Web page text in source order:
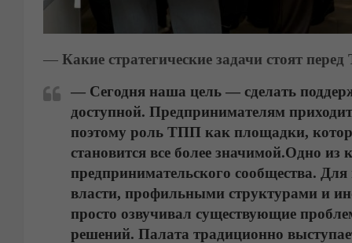
— Какие стратегические задачи стоят
— Сегодня наша цель — сделать
доступной. Предпринимателям
поэтому роль ТПП как площадки,
становится все более значимой.Одно из
предпринимательского сообщества.
власти, профильными структурами и
просто озвучивал существующие
решений. Палата традиционно